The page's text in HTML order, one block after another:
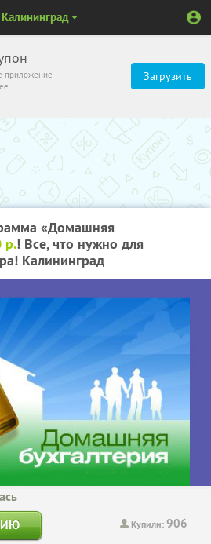
приложение
Загрузить
Калининград
«Домашняя
р.! Все, что нужно для
Калининград
Купили:906